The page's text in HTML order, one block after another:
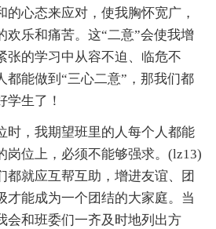
的心态来应对，使我胸怀宽广，
欢乐和痛苦。这“二意”会使我增
张的学习中从容不迫、临危不
都能做到“三心二意”，那我们都
学生了！
时，我期望班里的人每个人都能
岗位上，必须不能够强求。(lz13)
都就应互帮互助，增进友谊、团
才能成为一个团结的大家庭。当
会和班委们一齐及时地列出方